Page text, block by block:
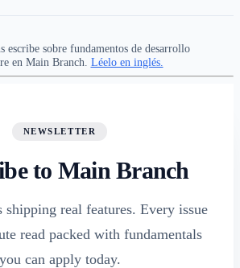
escribe sobre fundamentos de desarrollo
en Main Branch. Léelo en inglés.
NEWSLETTER
to Main Branch
shipping real features. Every issue
read packed with fundamentals
you can apply today.